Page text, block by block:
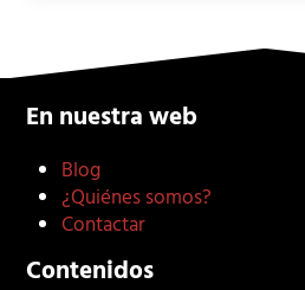
En nuestra web
Blog
¿Quiénes somos?
Contactar
Contenidos